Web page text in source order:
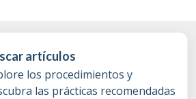
artículos
los procedimientos y
las prácticas recomendadas